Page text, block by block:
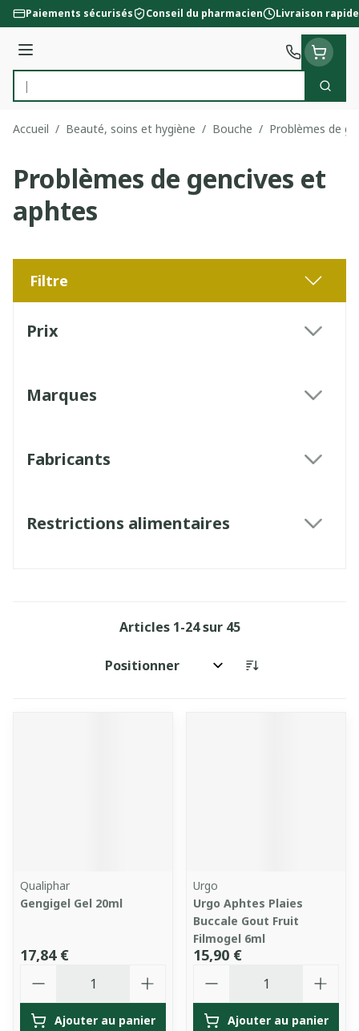
Aller au contenu
Paiements sécurisés Conseil du pharmacien Livraison rapide
Menu
Rechercher
Accueil / Beauté, soins et hygiène / Bouche / Problèmes de
Problèmes de gencives et
aphtes
Filtre
Prix
Marques
Fabricants
Restrictions alimentaires
Articles 1-24sur 45
Trier par:
Qualiphar
Gengigel Gel 20ml
17,84 €
Ajouter au panier
Urgo
Urgo Aphtes Plaies
Buccale Gout Fruit
Filmogel 6ml
15,90 €
Ajouter au panier